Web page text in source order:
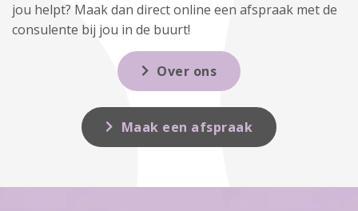
jou helpt? Maak dan direct online een afspraak met de
consulente bij jou in de buurt!
Over ons
Maak een afspraak